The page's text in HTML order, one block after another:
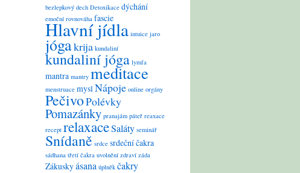
bezlepkový dech Detoxikace dýchání
emoční rovnováha fascie
Hlavní jídla intuice jaro
jógakrija kundaliní
kundaliní jóga lymfa
mantra mantry meditace
menstruace myslNápoje online orgány
PečivoPolévky
Pomazánky pranajám páteř reaxace
recept relaxaceSaláty seminář
Snídaně srdce srdeční čakra
sádhana třetí čakra uvolnění zdraví záda
Zákuskyásana úplněk čakry